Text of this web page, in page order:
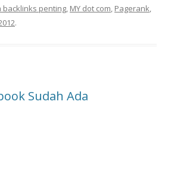
backlinks penting, MY dot com, Pagerank,
.
Sudah Ada